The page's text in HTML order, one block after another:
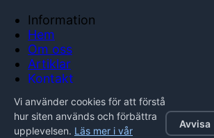
Information
Hem
Om oss
Artiklar
Kontakt
Integritetspolicy
Vi använder cookies för att förstå
hur siten används och förbättra
upplevelsen. Läs mer i vår
Avvisa